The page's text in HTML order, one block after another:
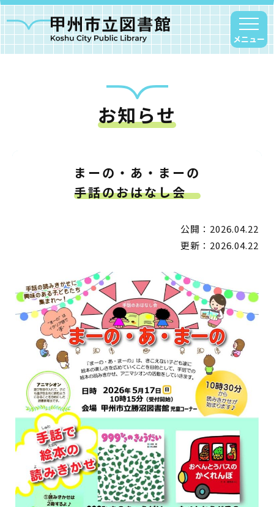
メニュー
お知らせ
まーの・あ・まーの
手話のおはなし会
公開：2026.04.22
更新：2026.04.22
甲州市図書館について
塩山図書館
大和図書館
甘草屋敷子ども図書館
イベント
図書館地図PDF
よくあるご質問
マンガ「雨宮敬二郎」
スポンサー企業
リンク集
利用案内